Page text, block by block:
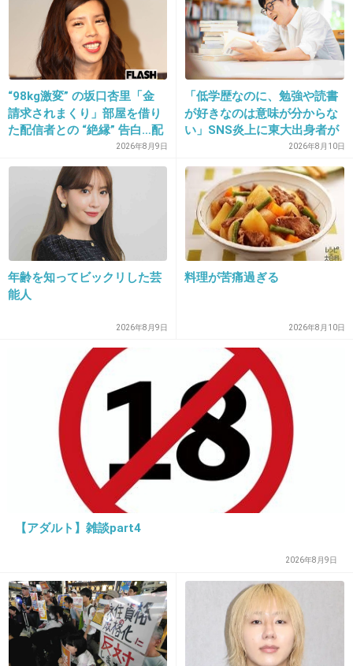
素でやれそうじゃない？
+13 -1
19. 匿名 2013/03/27(水) 13:31:36
エスパーっていうか、魔法使いみたい
2013/03/27(水) 13:32:05
ろう人形みたいで怖いなｗ
2013/03/27(水) 13:32:18
普通に面白そうだね、このドラマ
+21
2013/03/27(水) 13:32:22
原作、下ネタ多いんじゃないの？
-0
23. 匿名 2013/03/27(水) 13:32:44
面白そうｗｗｗ
“98kg激変” の坂口杏里「金
請求されまくり」部屋を借り
た配信者との “絶縁” 告白…配
信者側は「逃げられた」荷物
放置に怒り心頭
2026年8月9日
「低学歴なのに、勉強や読書
が好きなのは意味が分からな
い」SNS炎上に東大出身者が
反応。「高学歴＝地頭もい
い」という認識が間違ってい
るワケ
2026年8月10日
年齢を知ってビックリした芸
能人
2026年8月9日
料理が苦痛過ぎる
2026年8月10日
【アダルト】雑談part4
2026年8月9日